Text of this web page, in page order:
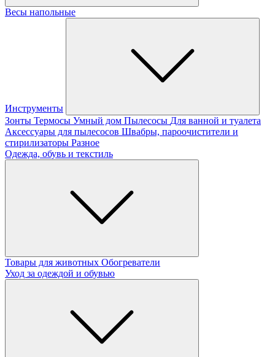
Весы напольные
Инструменты
Зонты Термосы Умный дом Пылесосы Для ванной и туалета
Аксессуары для пылесосов Швабры, пароочистители и
стирилизаторы Разное
Одежда, обувь и текстиль
Товары для животных Обогреватели
Уход за одеждой и обувью